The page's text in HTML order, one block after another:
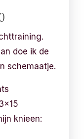
doe ik de
schemaatje.
knieen: